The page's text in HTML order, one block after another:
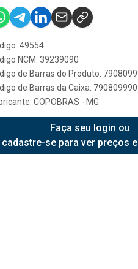
49554
NCM: 39239090
de Barras do Produto:
de Barras da Caixa:
COPOBRAS - MG
Faça seu login ou
cadastre-se para ver preços